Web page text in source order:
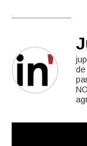
de